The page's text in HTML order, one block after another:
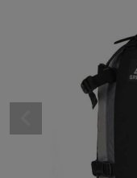
商品が見つからな